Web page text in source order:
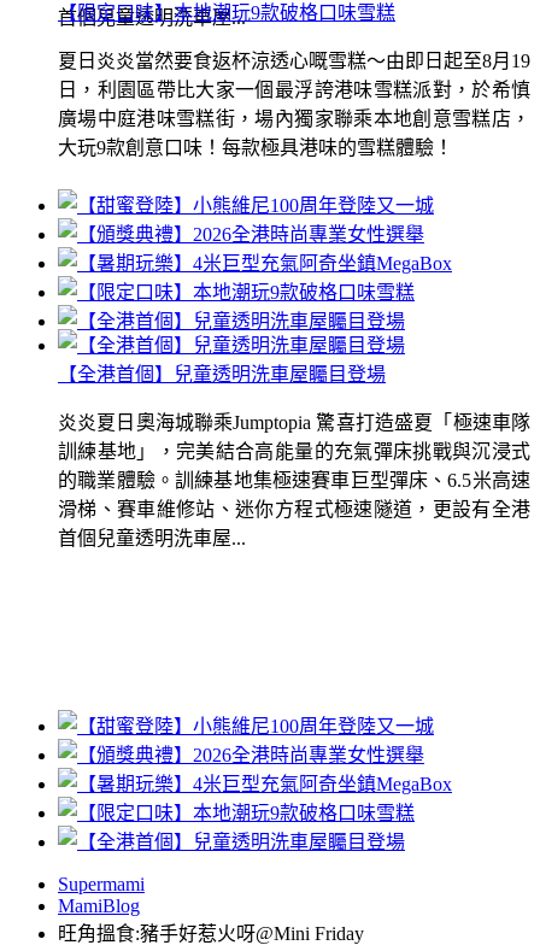
首個兒童透明洗車屋...
【限定口味】本地潮玩9款破格口味雪糕
夏日炎炎當然要食返杯涼透心嘅雪糕～由即日起至8月19
日，利園區帶比大家一個最浮誇港味雪糕派對，於希慎
廣場中庭港味雪糕街，場內獨家聯乘本地創意雪糕店，
大玩9款創意口味！每款極具港味的雪糕體驗！
【全港首個】兒童透明洗車屋矚目登場
炎炎夏日奧海城聯乘Jumptopia 驚喜打造盛夏「極速車隊
訓練基地」，完美結合高能量的充氣彈床挑戰與沉浸式
的職業體驗。訓練基地集極速賽車巨型彈床、6.5米高速
滑梯、賽車維修站、迷你方程式極速隧道，更設有全港
首個兒童透明洗車屋...
Supermami
MamiBlog
旺角搵食:豬手好惹火呀@Mini Friday